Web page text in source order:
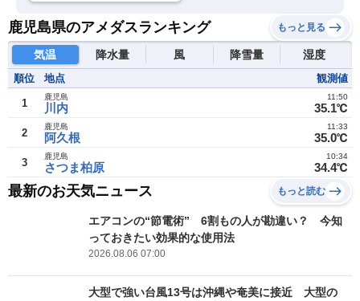
鹿児島県のアメダスランキング もっと見る
気温 降水量 風 降雪量 湿度
順位 地点 観測値
1 川内
鹿児島
35.1℃
11:50
2 阿久根
鹿児島
35.0℃
11:33
3 さつま柏原
鹿児島
34.4℃
10:34
最新のお天気ニュース もっと読む
エアコンの“節電術” 6割もの人が勘違い？ 今知
っておきたい効果的な使用法
2026.08.06 07:00
大型で強い台風13号は沖縄や奄美に接近 大型の